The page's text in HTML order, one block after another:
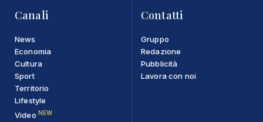
Canali
News
Economia
Cultura
Sport
Territorio
Lifestyle
Video NEW
Contatti
Gruppo
Redazione
Pubblicità
Lavora con noi